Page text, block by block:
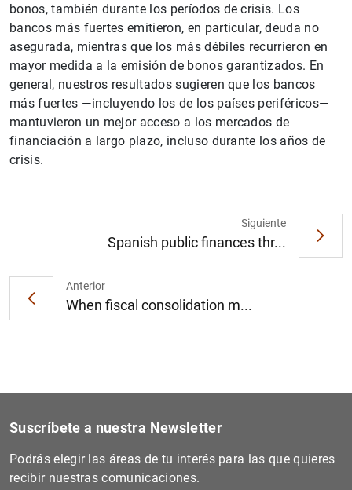
bonos, también durante los períodos de crisis. Los
bancos más fuertes emitieron, en particular, deuda no
asegurada, mientras que los más débiles recurrieron en
mayor medida a la emisión de bonos garantizados. En
general, nuestros resultados sugieren que los bancos
más fuertes —incluyendo los de los países periféricos—
mantuvieron un mejor acceso a los mercados de
financiación a largo plazo, incluso durante los años de
crisis.
Anterior
When fiscal consolidation m...
Siguiente
Spanish public finances thr...
Suscríbete a nuestra Newsletter
Podrás elegir las áreas de tu interés para las que quieres
recibir nuestras comunicaciones.